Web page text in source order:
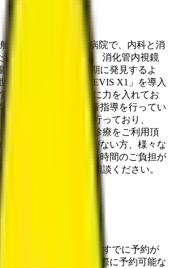
の街”今治市にある病院で、内科と消
診療を行っています。 消化管内視鏡
がんをできるだけ早期に発見するよ
代内視鏡システム「EVIS X1」を導入
病では、特に糖尿病に力を入れてお
理栄養士が診療・栄養指導を行ってい
論による漢方治療を行っており、
います。 オンライン診療をご利用頂
しい方や、交通手段がない方、様々な
方などの、通院・待ち時間のご負担が
ます。 お気軽にご相談ください。
は上記の通りですが、すでに予約が
院の都合などにより実際に予約可能な